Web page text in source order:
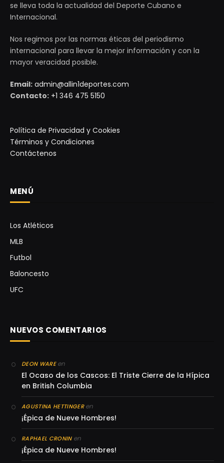
se lleva toda la actualidad del Deporte Cubano e
Internacional.
Nos regimos por las normas éticas del periodismo
internacional para llevar la mejor información y con la
mayor veracidad posible.
Email: admin@allin1deportes.com
Contacto: +1 346 475 5150
Política de Privacidad y Cookies
Términos y Condiciones
Contáctenos
MENÚ
Los Atléticos
MLB
Futbol
Baloncesto
UFC
NUEVOS COMENTARIOS
DEON WAREen
El Ocaso de los Cascos: El Triste Cierre de la Hípica
en British Columbia
AGUSTINA HETTINGERen
¡Épica de Nueve Hombres!
RAPHAEL CRONINen
¡Épica de Nueve Hombres!